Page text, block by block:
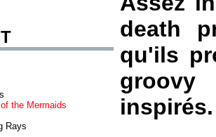
the Mermaids
Rays
death
qu'ils
groovy